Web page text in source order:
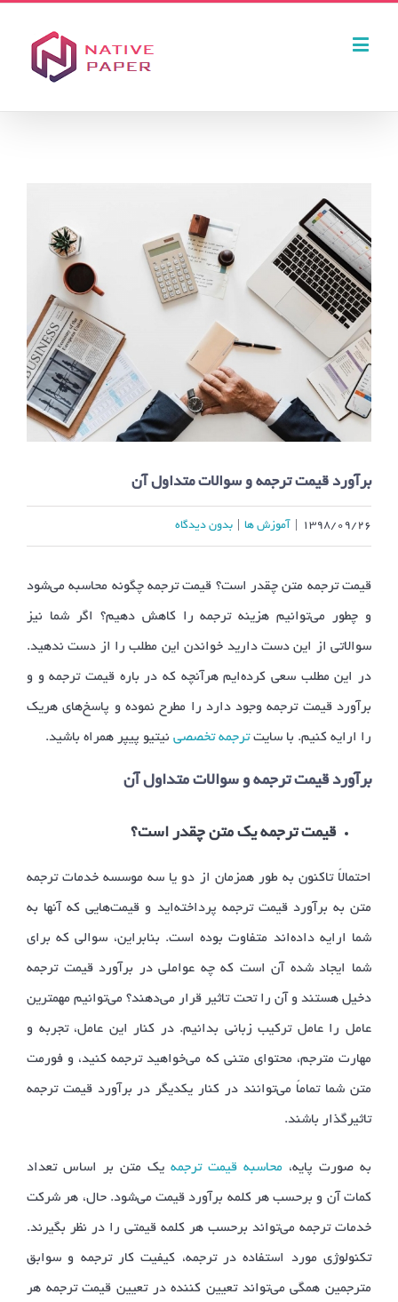
تصویر
در
اندازه
اصلی
برآورد قیمت ترجمه و سوالات متداول آن
۱۳۹۸/۰۹/۲۶ آموزش ها بدون ديدگاه
قیمت ترجمه متن چقدر است؟ قیمت ترجمه چگونه محاسبه می‌شود
و چطور می‌توانیم هزینه ترجمه را کاهش دهیم؟ اگر شما نیز
سوالاتی از این دست دارید خواندن این مطلب را از دست ندهید.
در این مطلب سعی کرده‌ایم هرآنچه که در باره قیمت ترجمه و و
برآورد قیمت ترجمه وجود دارد را مطرح نموده و پاسخ‌های هریک
را ارایه کنیم. با سایتترجمه تخصصی نیتیو پیپر همراه باشید.
برآورد قیمت ترجمه و سوالات متداول آن
قیمت ترجمه یک متن چقدر است؟
احتمالاً تاکنون به طور همزمان از دو یا سه موسسه خدمات ترجمه
متن به برآورد قیمت ترجمه پرداخته‌اید و قیمت‌هایی که آنها به
شما ارایه داده‌اند متفاوت بوده است. بنابراین، سوالی که برای
شما ایجاد شده آن است که چه عواملی در برآورد قیمت ترجمه
دخیل هستند و آن را تحت تاثیر قرار می‌دهند؟ می‌توانیم مهمترین
عامل را عامل ترکیب زبانی بدانیم. در کنار این عامل، تجربه و
مهارت مترجم، محتوای متنی که می‌خواهید ترجمه کنید، و فورمت
متن شما تماماً می‌توانند در کنار یکدیگر در برآورد قیمت ترجمه
تاثیرگذار باشند.
به صورت پایه‌، محاسبه قیمت ترجمه یک متن بر اساس تعداد
کمات آن و برحسب هر کلمه برآورد قیمت می‌شود. حال، هر شرکت
خدمات ترجمه می‌تواند برحسب هر کلمه قیمتی را در نظر بگیرند.
تکنولوژی مورد استفاده در ترجمه، کیفیت کار ترجمه و سوابق
مترجمین همگی می‌تواند تعیین کننده در تعیین قیمت ترجمه هر